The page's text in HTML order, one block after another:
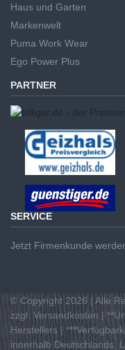
Haus und Garten
Markenwelt
Puma Work Wear
Ego Power Plus
PARTNER
SERVICE
Jetzt Firmenkunde
© Copyright 2026 | Alle
zzgl. Versandkosten |
Herstellers |
innerhalb Deutschlands,